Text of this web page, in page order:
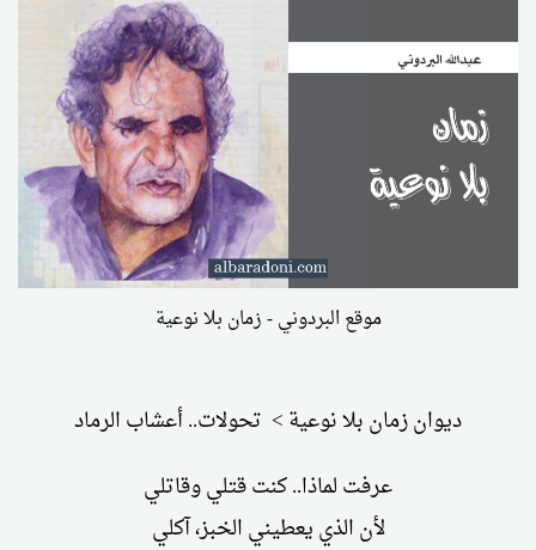
موقع البردوني - زمان بلا نوعية
ديوان زمان بلا نوعية > تحولات.. أعشاب الرماد
عرفت لماذا.. كنت قتلي وقاتلي
لأن الذي يعطيني الخبز، آكلي